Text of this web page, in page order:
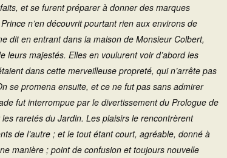
et se furent préparer à donner des marques
n’en découvrit pourtant rien aux environs de
dit en entrant dans la maison de Monsieur Colbert,
leurs majestés. Elles en voulurent voir d’abord les
dans cette merveilleuse propreté, qui n’arrête pas
se promena ensuite, et ce ne fut pas sans admirer
fut interrompue par le divertissement du Prologue de
raretés du Jardin. Les plaisirs le rencontrèrent
de l’autre ; et le tout étant court, agréable, donné à
manière ; point de confusion et toujours nouvelle